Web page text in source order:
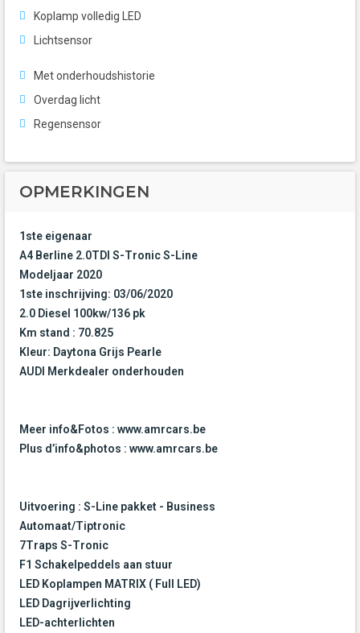
Koplamp volledig LED
Lichtsensor
Met onderhoudshistorie
Overdag licht
Regensensor
OPMERKINGEN
1ste eigenaar
A4 Berline 2.0TDI S-Tronic S-Line
Modeljaar 2020
1ste inschrijving: 03/06/2020
2.0 Diesel 100kw/136 pk
Km stand : 70.825
Kleur: Daytona Grijs Pearle
AUDI Merkdealer onderhouden
Meer info&Fotos : www.amrcars.be
Plus d’info&photos : www.amrcars.be
Uitvoering : S-Line pakket - Business
Automaat/Tiptronic
7Traps S-Tronic
F1 Schakelpeddels aan stuur
LED Koplampen MATRIX ( Full LED)
LED Dagrijverlichting
LED-achterlichten